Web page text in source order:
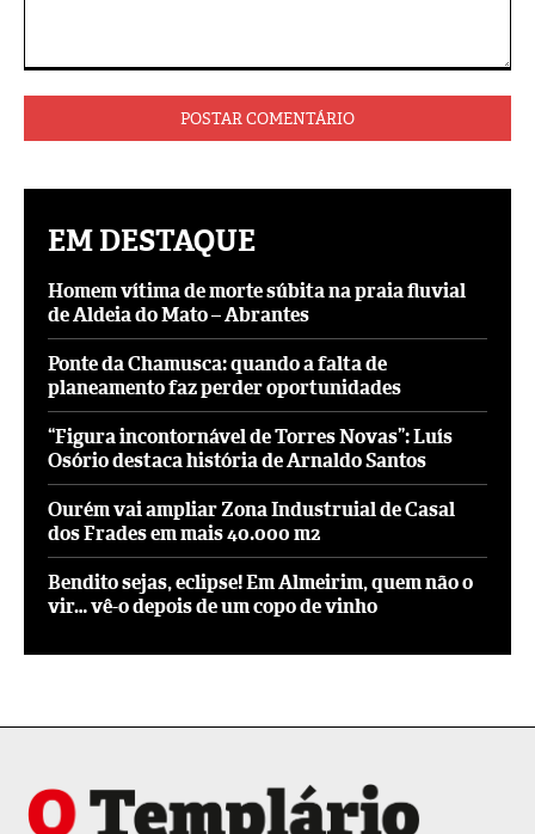
EM DESTAQUE
Homem vítima de morte súbita na praia fluvial
de Aldeia do Mato – Abrantes
Ponte da Chamusca: quando a falta de
planeamento faz perder oportunidades
“Figura incontornável de Torres Novas”: Luís
Osório destaca história de Arnaldo Santos
Ourém vai ampliar Zona Industruial de Casal
dos Frades em mais 40.000 m2
Bendito sejas, eclipse! Em Almeirim, quem não o
vir… vê-o depois de um copo de vinho